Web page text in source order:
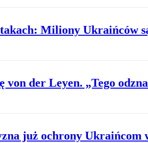
Miliony Ukraińców
von der Leyen. „Tego
już ochrony Ukraińcom